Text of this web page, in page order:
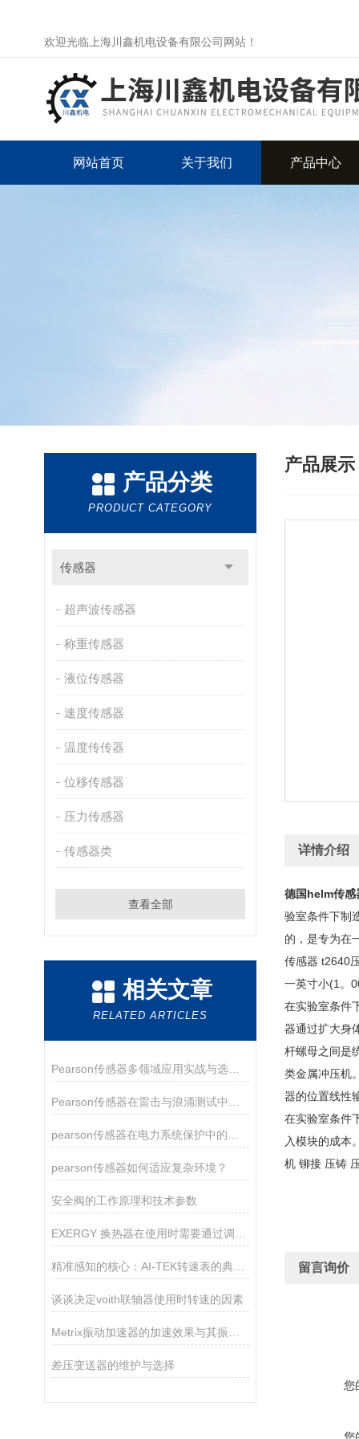
欢迎光临上海川鑫机电设备有限公司网站！
网站首页 关于我们 产品中心
产品分类
PRODUCT CATEGORY
传感器
超声波传感器
称重传感器
液位传感器
速度传感器
温度传传器
位移传感器
压力传感器
传感器类
查看全部
相关文章
RELATED ARTICLES
Pearson传感器多领域应用实战与选型指南
pearson传感器如何适应复杂环境？
安全阀的工作原理和技术参数
谈谈决定voith联轴器使用时转速的因素
差压变送器的维护与选择
产品展示
详情介绍
德国helm传感
验室条件下制
的，是专为在
传感器 t2640
一英寸小(1。
在实验室条件
器通过扩大身
杆螺母之间是
类金属冲压机
器的位置线性
在实验室条件
入模块的成本
机 铆接 压铸
留言询价
您